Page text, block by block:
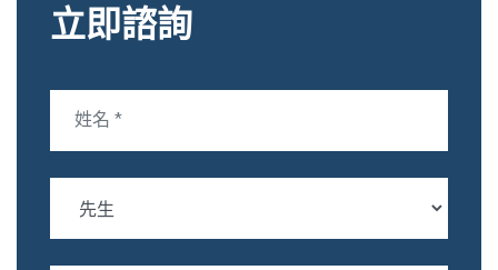
立即諮詢